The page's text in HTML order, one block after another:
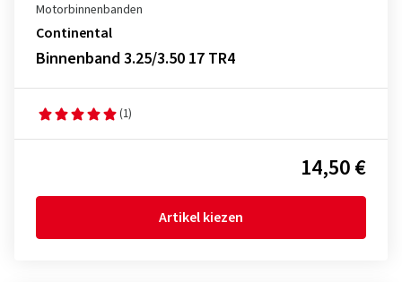
Motorbinnenbanden
Continental
Binnenband 3.25/3.50 17 TR4
(1)
14,50 €
Artikel kiezen